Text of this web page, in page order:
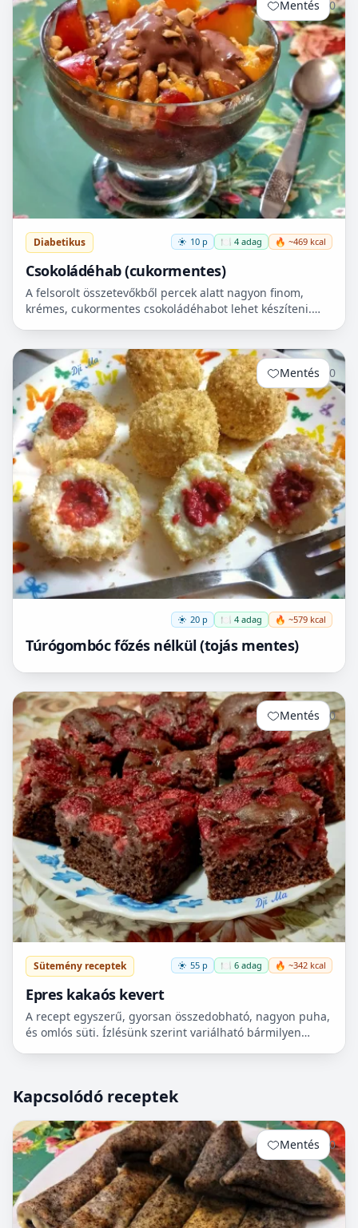
Mentés 0
Diabetikus 10 p 🍽️ 4 adag 🔥 ~469 kcal
Csokoládéhab (cukormentes)
A felsorolt összetevőkből percek alatt nagyon finom,
krémes, cukormentes csokoládéhabot lehet készíteni.
Mentés 0
20 p 🍽️ 4 adag 🔥 ~579 kcal
Túrógombóc főzés nélkül (tojás mentes)
Mentés 0
Sütemény receptek 55 p 🍽️ 6 adag 🔥 ~342 kcal
Epres kakaós kevert
A recept egyszerű, gyorsan összedobható, nagyon puha,
és omlós süti. Ízlésünk szerint variálható bármilyen
Kapcsolódó receptek
Mentés 0